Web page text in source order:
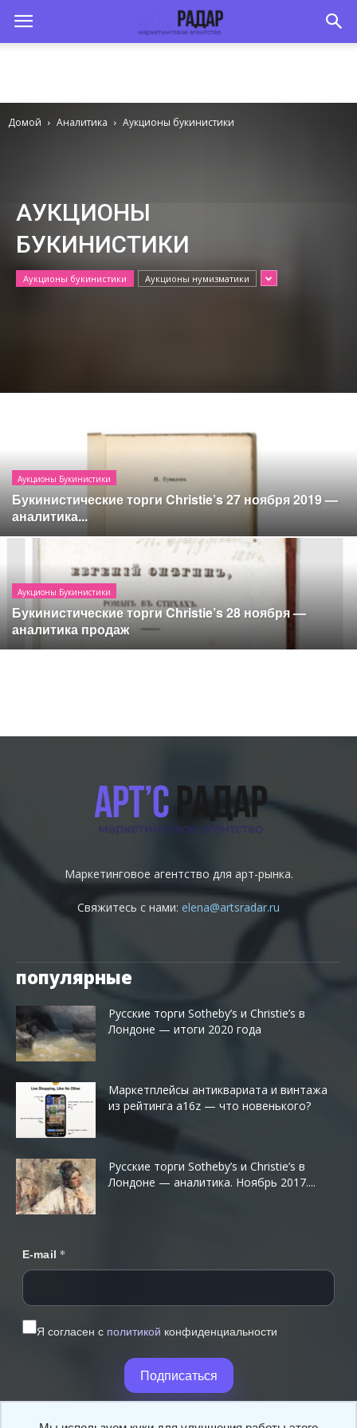
Домой Аналитика Аукционы букинистики
АУКЦИОНЫ
БУКИНИСТИКИ
Аукционы букинистики Аукционы нумизматики
Аукционы Букинистики
Букинистические торги Christie’s 27 ноября 2019 —
аналитика...
Аукционы Букинистики
Букинистические торги Christie’s 28 ноября —
аналитика продаж
Маркетинговое агентство для арт-рынка.
Свяжитесь с нами: elena@artsradar.ru
популярные
Русские торги Sotheby’s и Christie’s в
Лондоне — итоги 2020 года
Маркетплейсы антиквариата и винтажа
из рейтинга a16z — что новенького?
Русские торги Sotheby’s и Christie’s в
Лондоне — аналитика. Ноябрь 2017....
E-mail *
Я согласен с политикой конфиденциальности
Подписаться